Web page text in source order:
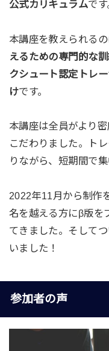
公式カリキュラムです
本講座を教えられるの
えるための専門的な
クシュート認定トレ
けです。
本講座は全員がより
こだわりました。ト
りながら、短期間で集
2022年11月から制作
名を越える方にβ版を
てきました。そして
いました！
参加者の声